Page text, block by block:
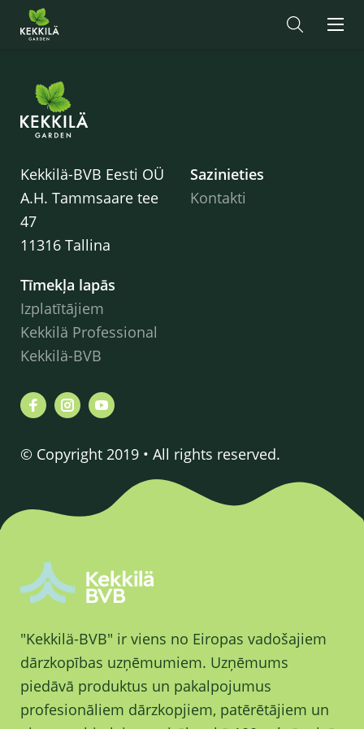
Kekkilä-BVB Eesti OÜ
A.H. Tammsaare tee
47
11316 Tallina
Sazinieties
Kontakti
Tīmekļa lapās
Izplatītājiem
Kekkilä Professional
Kekkilä-BVB
© Copyright 2019 • All rights reserved.
"Kekkilä-BVB" ir viens no Eiropas vadošajiem
dārzkopības uzņēmumiem. Uzņēmums
piedāvā produktus un pakalpojumus
profesionāliem dārzkopjiem, patērētājiem un